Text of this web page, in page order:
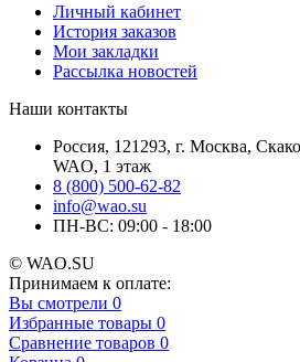
Личный кабинет
История заказов
Мои закладки
Рассылка новостей
Наши контакты
Россия, 121293, г. Москва,
WAO, 1 этаж
8 (800) 500-62-82
info@wao.su
ПН-ВС: 09:00 - 18:00
© WAO.SU
Принимаем к оплате:
Вы смотрели 0
Избранные товары 0
Сравнение товаров 0